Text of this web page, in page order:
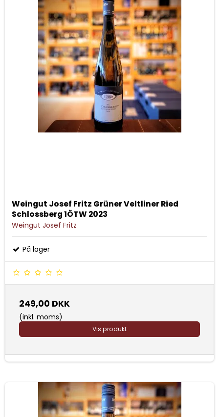
Weingut Josef Fritz Grüner Veltliner Ried
Schlossberg 1ÖTW 2023
Weingut Josef Fritz
På lager
249,00 DKK
(inkl. moms)
Vis produkt